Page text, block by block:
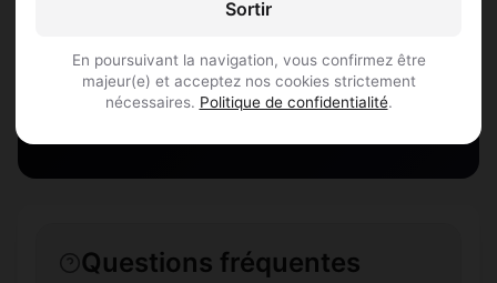
Sortir
En poursuivant la navigation, vous confirmez être
majeur(e) et acceptez nos cookies strictement
nécessaires. Politique de confidentialité.
S'inscrire gratuitement
Questions fréquentes